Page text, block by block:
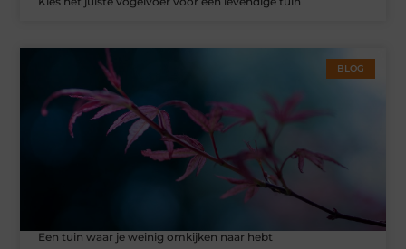
BLOG
Een tuin waar je weinig omkijken naar hebt